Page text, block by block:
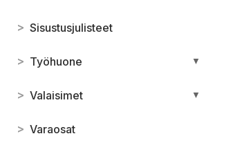
> Sisustusjulisteet
> Työhuone ▼
> Valaisimet ▼
> Varaosat